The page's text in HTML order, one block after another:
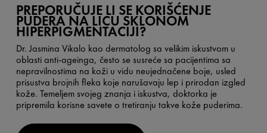
PREPORUČUJE LI SE KORIŠĆENJE
PUDERA NA LICU SKLONOM
HIPERPIGMENTACIJI?
Dr. Jasmina Vikalo kao dermatolog sa velikim iskustvom u
oblasti anti-ageinga, često se susreće sa pacijentima sa
nepravilnostima na koži u vidu neujednačene boje, usled
prisustva brojnih fleka koje narušavaju lep i prirodan izgled
kože. Temeljem svojeg znanja i iskustva, doktorka je
pripremila korisne savete o tretiranju takve kože puderima.